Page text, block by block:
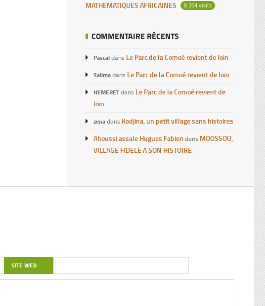
MATHEMATIQUES AFRICAINES 8 204 visits
COMMENTAIRE RÉCENTS
Pascaldans Le Parc de la Comoé revient de loin
Salimadans Le Parc de la Comoé revient de loin
HEMERETdans Le Parc de la Comoé revient de
loin
zenadans Kodjina, un petit village sans histoires
Ahoussi assale Hugues Fabien dans MOOSSOU,
VILLAGE FIDELE A SON HISTOIRE
SITE WEB